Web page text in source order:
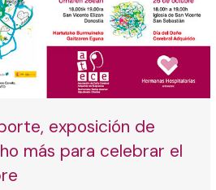
exposición de
más para celebrar el